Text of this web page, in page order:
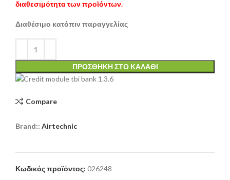
διαθεσιμότητα των προϊόντων.
Διαθέσιμο κατόπιν παραγγελίας
ΠΡΟΣΘΉΚΗ ΣΤΟ ΚΑΛΆΘΙ
Compare
Brand:: Airtechnic
Κωδικός προϊόντος: 026248